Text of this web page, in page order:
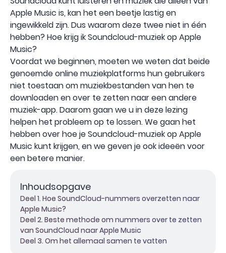
Apple Music is, kan het een beetje lastig en
ingewikkeld zijn. Dus waarom deze twee niet in één
hebben? Hoe krijg ik Soundcloud-muziek op Apple
Music?
Voordat we beginnen, moeten we weten dat beide
genoemde online muziekplatforms hun gebruikers
niet toestaan ​​om muziekbestanden van hen te
downloaden en over te zetten naar een andere
muziek-app. Daarom gaan we u in deze lezing
helpen het probleem op te lossen. We gaan het
hebben over hoe je Soundcloud-muziek op Apple
Music kunt krijgen, en we geven je ook ideeën voor
een betere manier.
Inhoudsopgave
Deel 1. Hoe SoundCloud-nummers overzetten naar
Apple Music?
Deel 2. Beste methode om nummers over te zetten
van SoundCloud naar Apple Music
Deel 3. Om het allemaal samen te vatten